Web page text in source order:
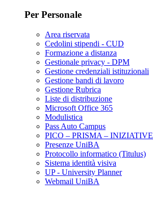
Per Personale
Area riservata
Cedolini stipendi - CUD
Formazione a distanza
Gestionale privacy - DPM
Gestione credenziali istituzionali
Gestione bandi di lavoro
Gestione Rubrica
Liste di distribuzione
Microsoft Office 365
Modulistica
Pass Auto Campus
PICO – PRISMA – INIZIATIVE
Presenze UniBA
Protocollo informatico (Titulus)
Sistema identità visiva
UP - University Planner
Webmail UniBA